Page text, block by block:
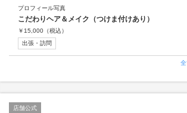
プロフィール写真
こだわりヘア＆メイク（つけま付けあり）
￥ 15,000 （税込）
出張・訪問
店舗公式